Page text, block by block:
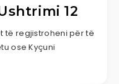
12
të regjistroheni për të
ose Kyçuni